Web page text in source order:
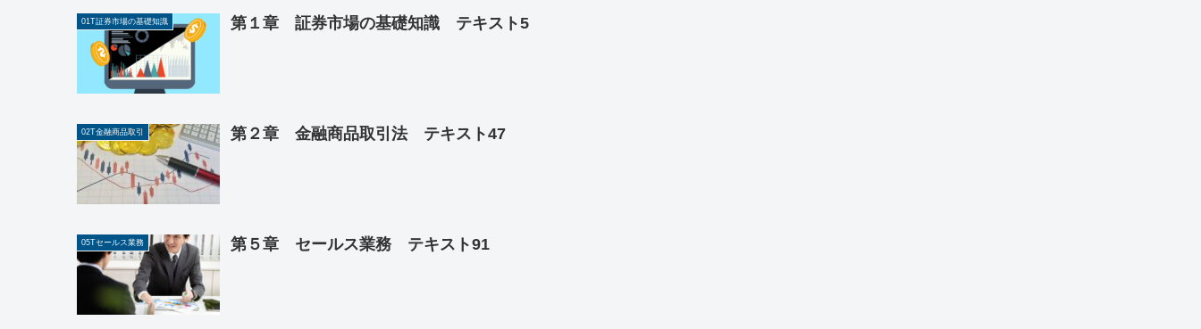
01T証券市場の基礎知識 第１章 証券市場の基礎知識 テキスト5
02T金融商品取引 第２章 金融商品取引法 テキスト47
05Tセールス業務 第５章 セールス業務 テキスト91